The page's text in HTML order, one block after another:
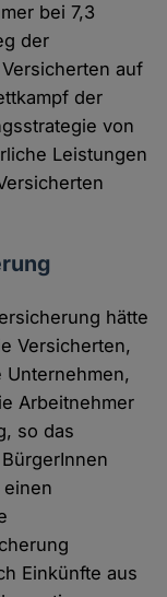
bei 7,3
der
auf
der
von
Leistungen
hätte
Versicherten,
Arbeitnehmer
so das
Einkünfte aus